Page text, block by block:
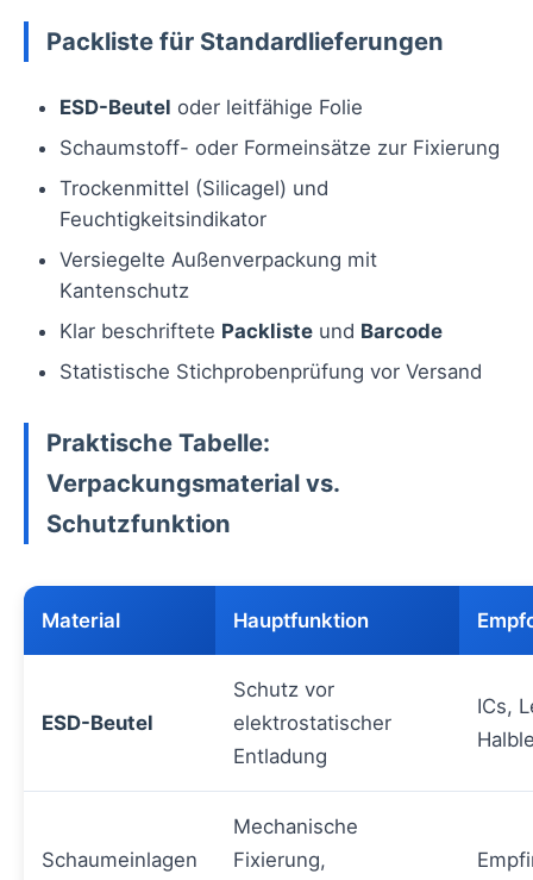
Packliste für Standardlieferungen
ESD-Beutel oder leitfähige Folie
Schaumstoff- oder Formeinsätze zur Fixierung
Trockenmittel (Silicagel) und
Feuchtigkeitsindikator
Versiegelte Außenverpackung mit
Kantenschutz
Klar beschriftete Packliste und Barcode
Statistische Stichprobenprüfung vor Versand
Praktische Tabelle:
Verpackungsmaterial vs.
Schutzfunktion
Material Hauptfunktion
ESD-Beutel
Schutz vor
elektrostatischer
Entladung
ICs,
Schaumeinlagen
Mechanische
Fixierung,